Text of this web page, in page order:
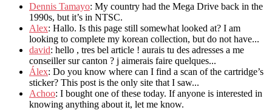
Dennis Tamayo: My country had the Mega Drive back in the
1990s, but it’s in NTSC.
Alex: Hallo. Is this page still somewhat looked at? I am
looking to complete my korean collection, but do not have...
david: hello , tres bel article ! aurais tu des adresses a me
conseiller sur canton ? j aimerais faire quelques...
Álex: Do you know where can I find a scan of the cartridge’s
sticker? This post is the only site that I saw...
Achoo: I bought one of these today. If anyone is interested in
knowing anything about it, let me know.